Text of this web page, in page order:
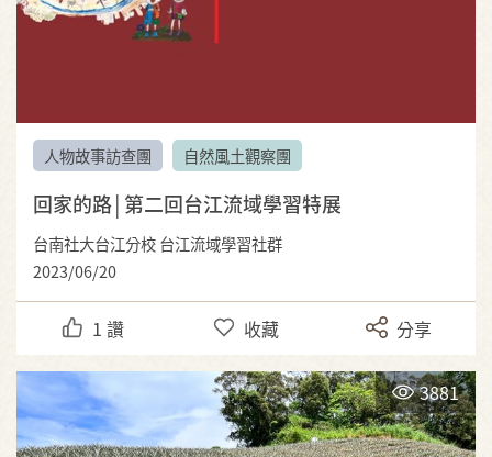
人物故事訪查團 自然風土觀察團
回家的路│第二回台江流域學習特展
台南社大台江分校 台江流域學習社群
2023/06/20
1 讚 收藏 分享
3881